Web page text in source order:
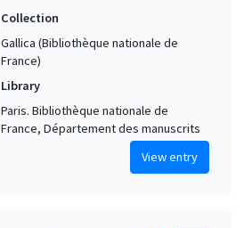
Collection
Gallica (Bibliothèque nationale de
France)
Library
Paris. Bibliothèque nationale de
France, Département des manuscrits
View entry